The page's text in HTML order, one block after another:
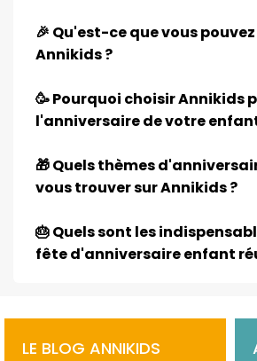
🎉 Qu'est-ce que vous
Annikids ?
🥳 Pourquoi choisir Annikids
l'anniversaire de votre
🎁 Quels thèmes
vous trouver sur Annikids ?
🎂 Quels sont les
fête d'anniversaire enfant
LE BLOG ANNIKIDS